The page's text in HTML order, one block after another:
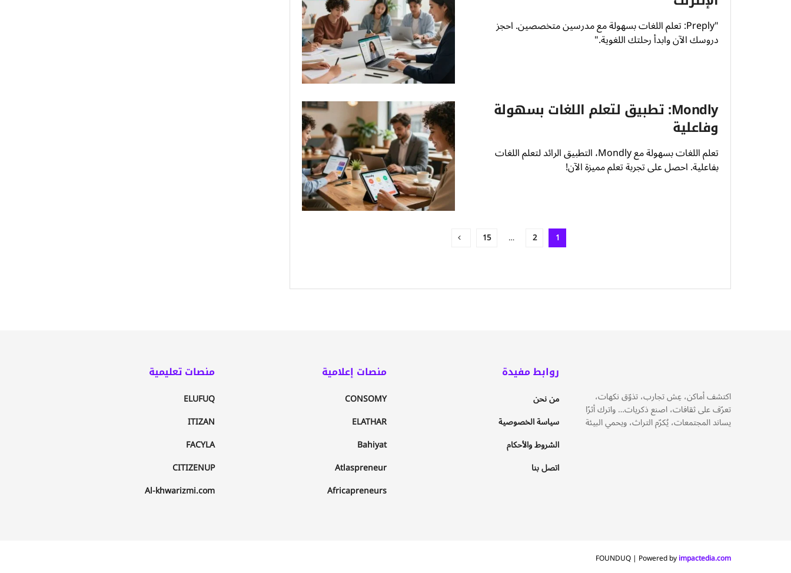
"Preply: تعلم اللغات بسهولة مع مدرسين متخصصين. احجز
دروسك الآن وابدأ رحلتك اللغوية."
Mondly: تطبيق لتعلم اللغات بسهولة
وفاعلية
تعلم اللغات بسهولة مع Mondly، التطبيق الرائد لتعلم اللغات
بفاعلية. احصل على تجربة تعلم مميزة الآن!
1
2
…
15
اكتشف أماكن، عِش تجارب، تذوّق نكهات،
تعرّف على ثقافات، اصنع ذكريات… واترك أثرًا
يساند المجتمعات، يُكرّم التراث، ويحمي البيئة
روابط مفيدة
من نحن
سياسة الخصوصية
الشروط والأحكام
اتصل بنا
منصات إعلامية
CONSOMY
ELATHAR
Bahiyat
Atlaspreneur
Africapreneurs
منصات تعليمية
ELUFUQ
ITIZAN
FACYLA
CITIZENUP
Al-khwarizmi.com
FOUNDUQ | Powered byimpactedia.com